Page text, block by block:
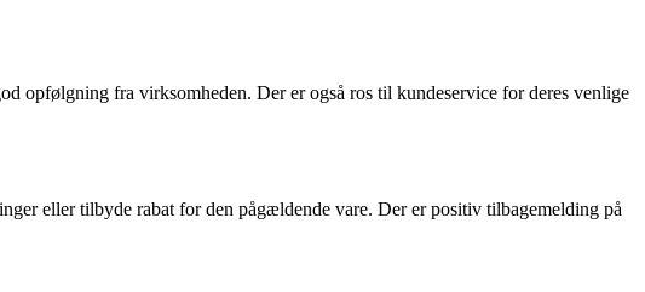
opfølgning fra virksomheden. Der er også ros til kundeservice for deres venlige
eller tilbyde rabat for den pågældende vare. Der er positiv tilbagemelding på